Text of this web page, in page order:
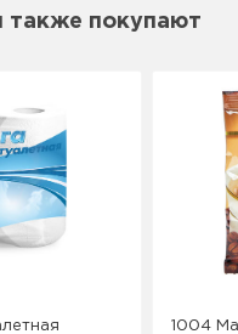
также покупают
1004